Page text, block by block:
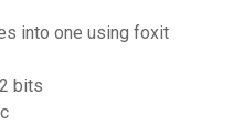
into one using foxit
bits